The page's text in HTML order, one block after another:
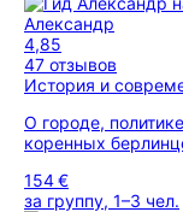
Александр
4,85
47 отзывов
История и
О городе,
коренных
154 €
за группу, 1–3 чел.